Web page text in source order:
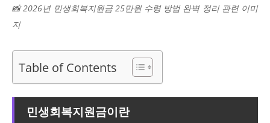
📸 2026년 민생회복지원금 25만원 수령 방법 완벽 정리 관련 이미
지
Table of Contents
민생회복지원금이란